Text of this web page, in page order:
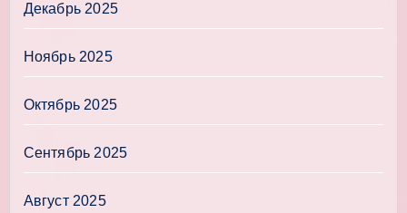
Декабрь 2025
Ноябрь 2025
Октябрь 2025
Сентябрь 2025
Август 2025